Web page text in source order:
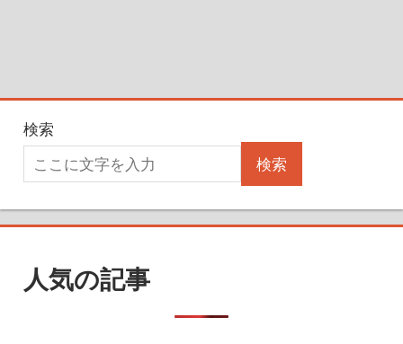
検索
検索
人気の記事